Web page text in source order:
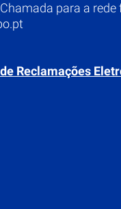
para a rede
Reclamações